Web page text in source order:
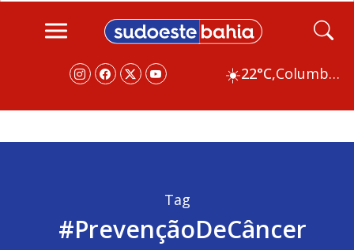
☀️22°C, Columbus
Tag
#PrevençãoDeCâncer